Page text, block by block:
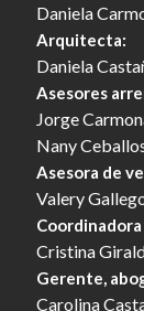
Daniela
Arquitecta:
Daniela
Asesores
Jorge
Nany
Asesora de
Valery
Cristina
Gerente,
Carolina